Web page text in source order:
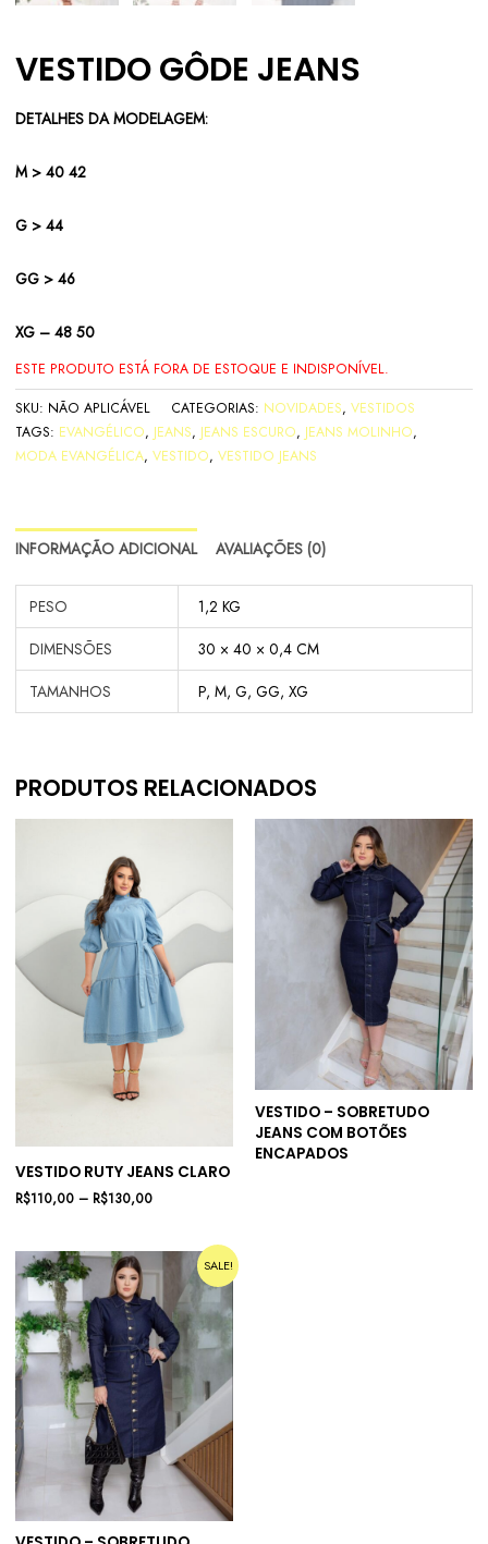
VESTIDO GÔDE JEANS
DETALHES DA MODELAGEM:
M > 40 42
G > 44
GG > 46
XG – 48 50
ESTE PRODUTO ESTÁ FORA DE ESTOQUE E INDISPONÍVEL.
SKU: NÃO APLICÁVEL CATEGORIAS: NOVIDADES, VESTIDOS
TAGS: EVANGÉLICO, JEANS, JEANS ESCURO, JEANS MOLINHO,
MODA EVANGÉLICA, VESTIDO, VESTIDO JEANS
INFORMAÇÃO ADICIONAL AVALIAÇÕES (0)
PESO
1,2 KG
DIMENSÕES
30 × 40 × 0,4 CM
TAMANHOS
P, M, G, GG, XG
PRODUTOS RELACIONADOS
VESTIDO RUTY JEANS CLARO
R$110,00 – R$130,00
VESTIDO – SOBRETUDO
JEANS COM BOTÕES
ENCAPADOS
SALE!